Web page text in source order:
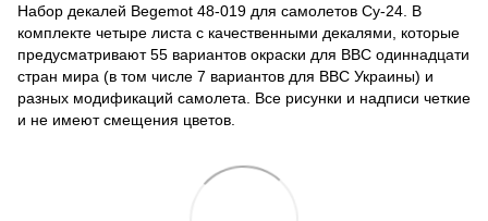
Набор декалей Begemot 48-019 для самолетов Су-24. В
комплекте четыре листа с качественными декалями, которые
предусматривают 55 вариантов окраски для ВВС одиннадцати
стран мира (в том числе 7 вариантов для ВВС Украины) и
разных модификаций самолета. Все рисунки и надписи четкие
и не имеют смещения цветов.